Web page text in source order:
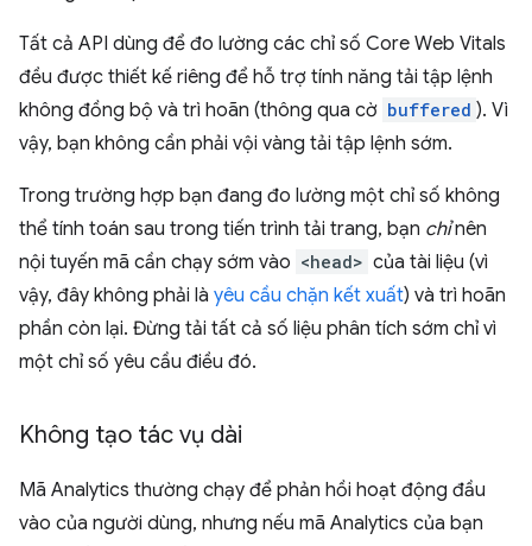
Tất cả API dùng để đo lường các chỉ số Core Web Vitals
đều được thiết kế riêng để hỗ trợ tính năng tải tập lệnh
không đồng bộ và trì hoãn (thông qua cờ buffered ). Vì
vậy, bạn không cần phải vội vàng tải tập lệnh sớm.
Trong trường hợp bạn đang đo lường một chỉ số không
thể tính toán sau trong tiến trình tải trang, bạn chỉnên
nội tuyến mã cần chạy sớm vào <head> của tài liệu (vì
vậy, đây không phải là yêu cầu chặn kết xuất) và trì hoãn
phần còn lại. Đừng tải tất cả số liệu phân tích sớm chỉ vì
một chỉ số yêu cầu điều đó.
Không tạo tác vụ dài
Mã Analytics thường chạy để phản hồi hoạt động đầu
vào của người dùng, nhưng nếu mã Analytics của bạn